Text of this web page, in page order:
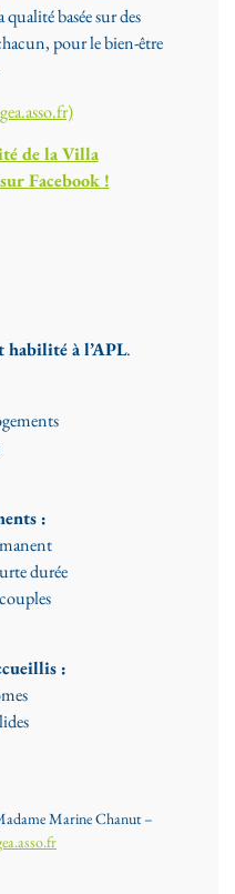
basée sur des
pour le bien-être
de la Villa
Facebook !
habilité à l’APL.
:
durée
:
Marine Chanut –